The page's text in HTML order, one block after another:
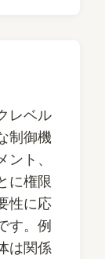
レベル
制御機
ト、
に権限
性に応
す。例
は関係